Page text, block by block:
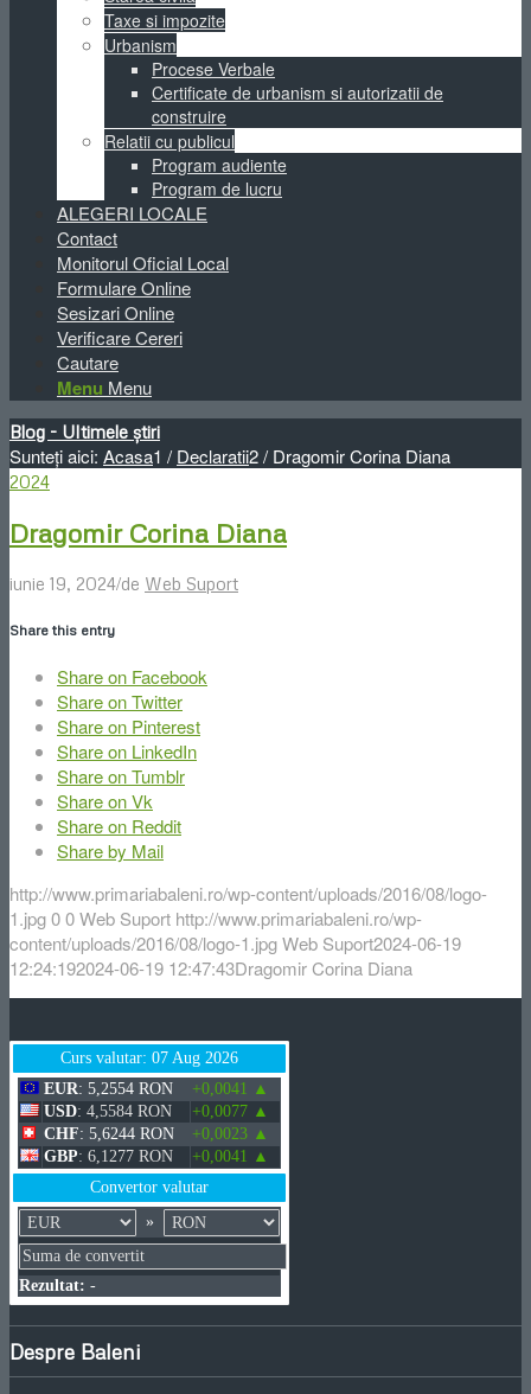
Taxe si impozite
Urbanism
Procese Verbale
Certificate de urbanism si autorizatii de
construire
Relatii cu publicul
Program audiente
Program de lucru
ALEGERI LOCALE
Contact
Monitorul Oficial Local
Formulare Online
Sesizari Online
Verificare Cereri
Cautare
Menu Menu
Blog - Ultimele știri
Sunteți aici: Acasa1 / Declaratii2/ Dragomir Corina Diana
2024
Dragomir Corina Diana
iunie 19, 2024/de Web Suport
Share this entry
Share on Facebook
Share on Twitter
Share on Pinterest
Share on LinkedIn
Share on Tumblr
Share on Vk
Share on Reddit
Share by Mail
http://www.primariabaleni.ro/wp-content/uploads/2016/08/logo-
1.jpg00Web Suport http://www.primariabaleni.ro/wp-
content/uploads/2016/08/logo-1.jpgWeb Suport2024-06-19
12:24:192024-06-19 12:47:43Dragomir Corina Diana
Curs valutar: 07 Aug 2026
EUR: 5,2554 RON
+0,0041 ▲
USD: 4,5584 RON
+0,0077 ▲
CHF: 5,6244 RON
+0,0023 ▲
GBP: 6,1277 RON
+0,0041 ▲
Convertor valutar
»
Rezultat: -
Despre Baleni